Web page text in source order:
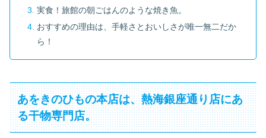
実食！旅館の朝ごはんのような焼き魚。
おすすめの理由は、手軽さとおいしさが唯一無二だか
ら！
あをきのひもの本店は、熱海銀座通り店にあ
る干物専門店。